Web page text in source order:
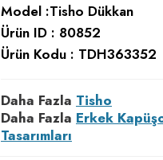
Model :Tisho Dükkan
Ürün ID : 80852
Ürün Kodu : TDH363352
Daha Fazla Tisho
Daha Fazla Erkek
Tasarımları